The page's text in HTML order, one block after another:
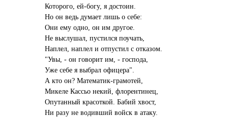
Которого, ей-богу, я достоин.
Но он ведь думает лишь о себе:
Они ему одно, он им другое.
Не выслушал, пустился поучать,
Наплел, наплел и отпустил с отказом.
"Увы, - он говорит им, - господа,
Уже себе я выбрал офицера".
А кто он? Математик-грамотей,
Микеле Кассьо некий, флорентинец,
Опутанный красоткой. Бабий хвост,
Ни разу не водивший войск в атаку.